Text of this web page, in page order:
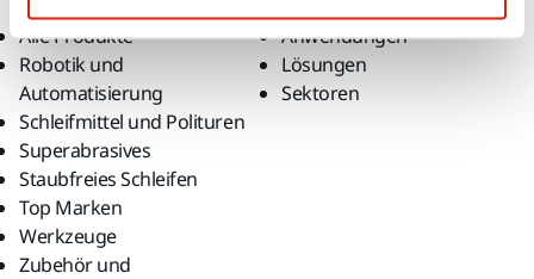
Alle Produkte
Robotik und
Automatisierung
Schleifmittel und Polituren
Superabrasives
Staubfreies Schleifen
Top Marken
Werkzeuge
Zubehör und
Anwendungen
Lösungen
Sektoren